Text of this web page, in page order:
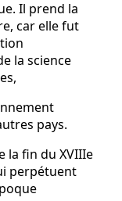
Il prend la
car elle fut
la science
pays.
la fin du XVIIIe
perpétuent